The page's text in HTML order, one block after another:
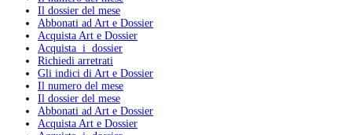
Il dossier del mese
Abbonati ad Art e Dossier
Acquista Art e Dossier
Acquista i dossier
Richiedi arretrati
Gli indici di Art e Dossier
Il numero del mese
Il dossier del mese
Abbonati ad Art e Dossier
Acquista Art e Dossier